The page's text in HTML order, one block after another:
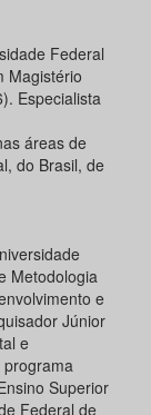
Federal
Magistério
Especialista
áreas de
do Brasil, de
Metodologia
e
Júnior
e
programa
Superior
Federal de